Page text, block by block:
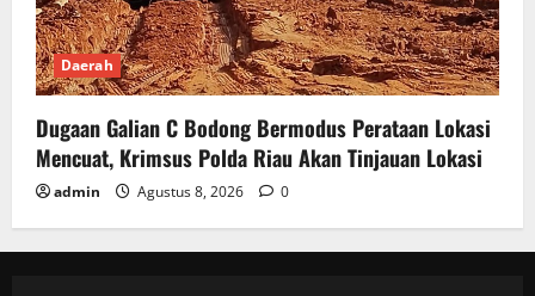
Daerah
Dugaan Galian C Bodong Bermodus Perataan Lokasi
Mencuat, Krimsus Polda Riau Akan Tinjauan Lokasi
admin Agustus 8, 2026 0